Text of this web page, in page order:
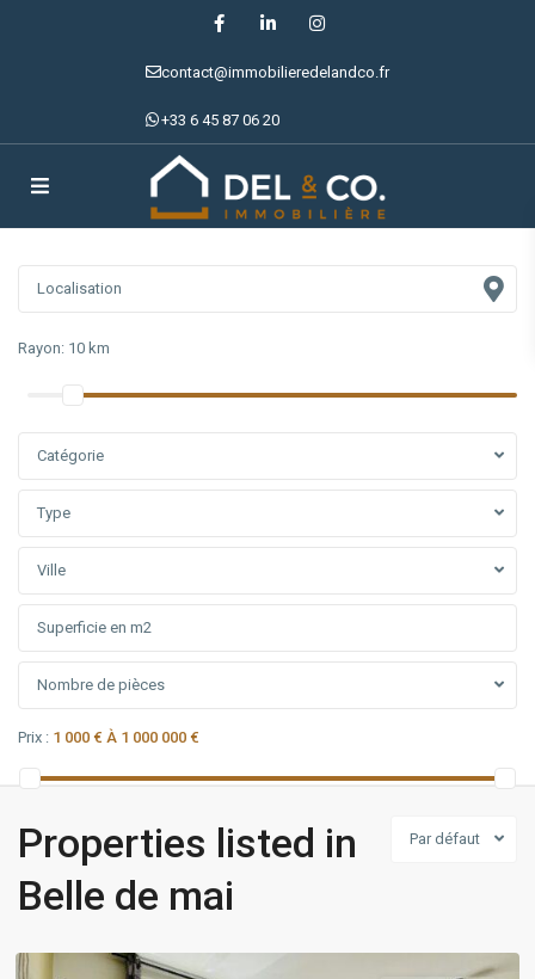
contact@immobilieredelandco.fr
+33 6 45 87 06 20
Rayon: 10 km
Catégorie
Type
Ville
Nombre de pièces
Prix : 1 000 € À 1 000 000 €
Par défaut
Properties listed in
Belle de mai
de
Marseille